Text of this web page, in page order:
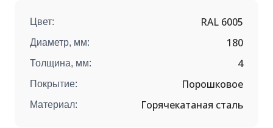
Цвет: RAL 6005
Диаметр, мм: 180
Толщина, мм: 4
Покрытие: Порошковое
Материал: Горячекатаная сталь